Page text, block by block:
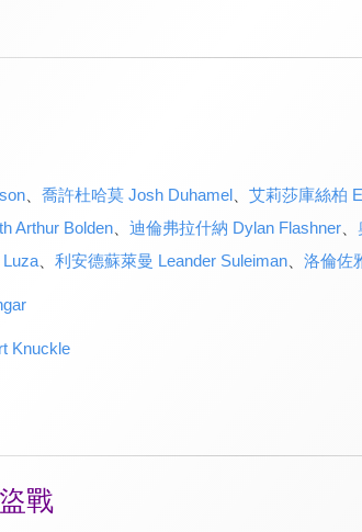
、 喬許杜哈莫 Josh Duhamel、 艾莉莎庫絲柏
Arthur Bolden、 迪倫弗拉什納 Dylan Flashner、
、 利安德蘇萊曼 Leander Suleiman、 洛倫佐
Knuckle
戰